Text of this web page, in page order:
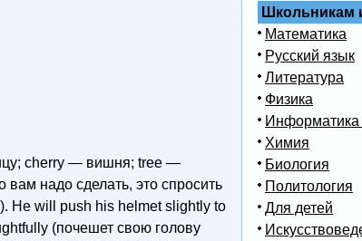
cherry — вишня; tree —
надо сделать, это спросить
Не will push his helmet slightly to
(почешет свою голову
Школьникам
Математика
Русский язык
Литература
Физика
Химия
Биология
Политология
Для детей